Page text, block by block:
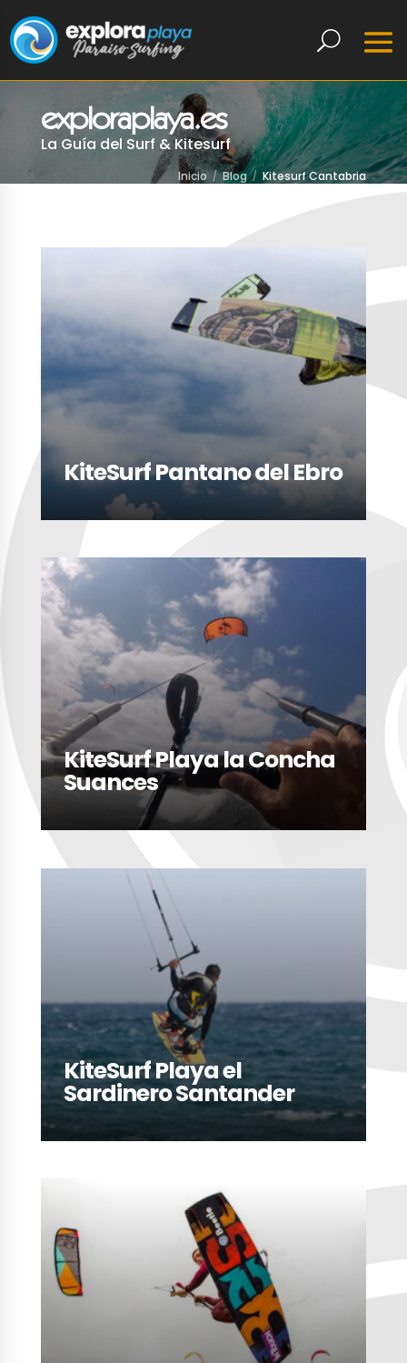
exploraplaya.es
La Guía del Surf & Kitesurf
Inicio Blog Kitesurf Cantabria
KiteSurf Pantano del Ebro
KiteSurf Playa la Concha
Suances
LEER MÁS
KiteSurf Playa el
Sardinero Santander